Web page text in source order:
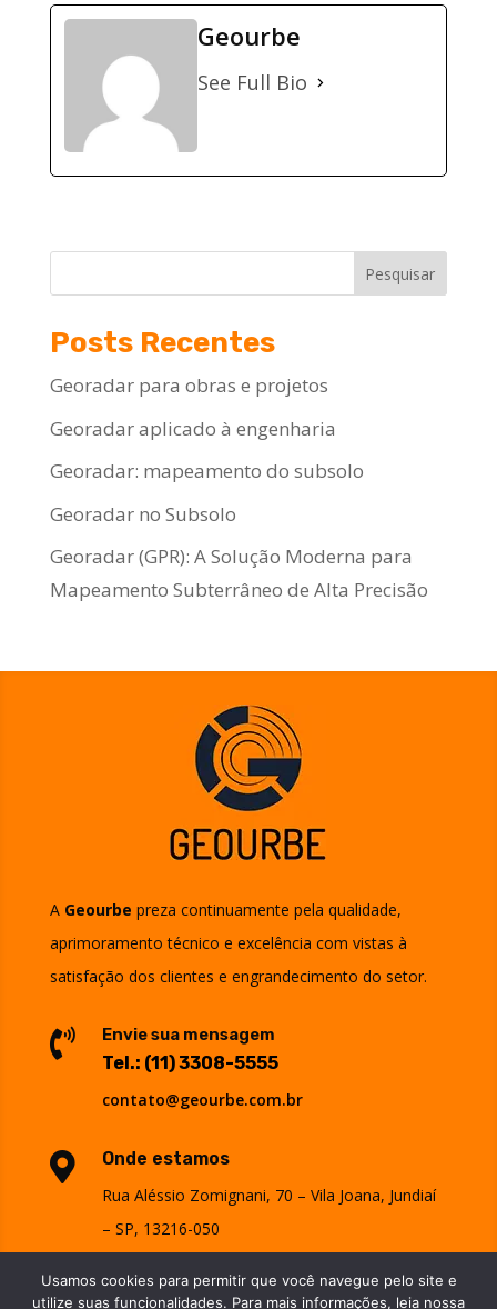
Geourbe
See Full Bio
Pesquisar
Posts Recentes
Georadar para obras e projetos
Georadar aplicado à engenharia
Georadar: mapeamento do subsolo
Georadar no Subsolo
Georadar (GPR): A Solução Moderna para
Mapeamento Subterrâneo de Alta Precisão
A Geourbe preza continuamente pela qualidade,
aprimoramento técnico e excelência com vistas à
satisfação dos clientes e engrandecimento do setor.
 Envie sua mensagem
Tel.: (11) 3308-5555
contato@geourbe.com.br

Onde estamos
Rua Aléssio Zomignani, 70 – Vila Joana, Jundiaí
– SP, 13216-050
Usamos cookies para permitir que você navegue pelo site e
utilize suas funcionalidades. Para mais informações, leia nossa